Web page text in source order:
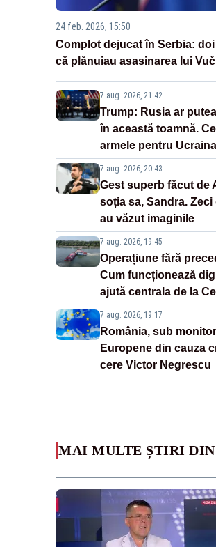
24 feb. 2026, 15:50
Complot dejucat în Serbia:
că plănuiau asasinarea lui
7 aug. 2026, 21:42
Trump: Rusia ar
în această toamnă.
armele pentru Ucraina
7 aug. 2026, 20:43
Gest superb făcut de
soția sa, Sandra.
au văzut imaginile
7 aug. 2026, 19:45
Operațiune fără
Cum funcționează
ajută centrala de la
7 aug. 2026, 19:17
România, sub
Europene din cauza
cere Victor Negrescu
MAI MULTE ȘTIRI DIN